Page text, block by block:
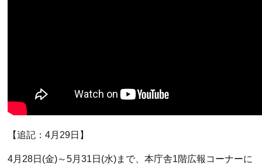
【追記：4月29日】
4月28日(金)～5月31日(水)まで、本庁舎1階広報コーナーに